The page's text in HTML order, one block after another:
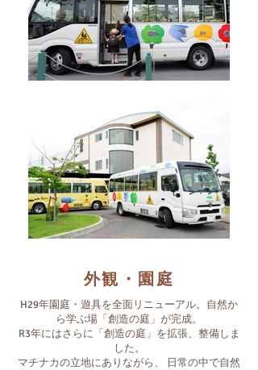
外観・園庭
H29年園庭・遊具を全面リニューアル。自然か
ら学ぶ場「創造の庭」が完成。
R3年にはさらに「創造の庭」を拡張、整備しま
した。
マチナカの立地にありながら、 日常の中で自然